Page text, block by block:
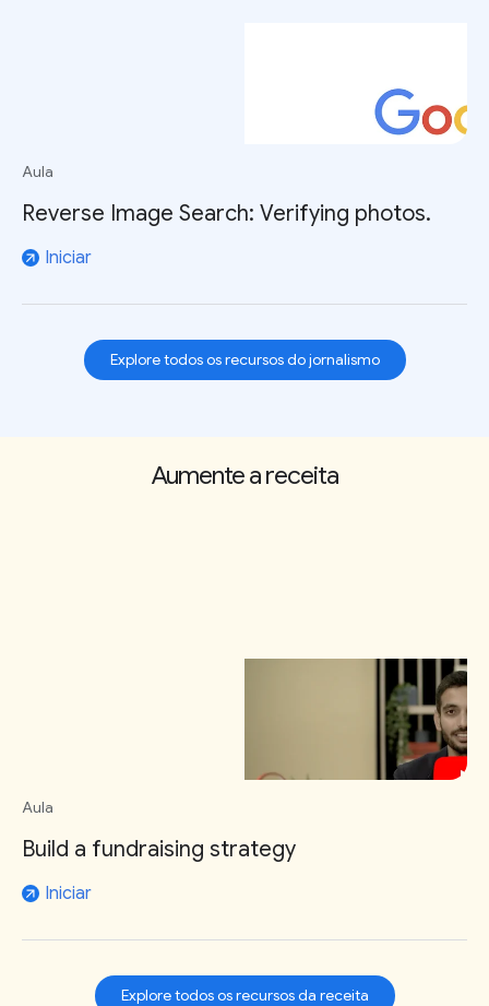
Aula
Reverse Image Search: Verifying photos.
arrow_outward Iniciar
Explore todos os recursos do jornalismo
Aumente a receita
Aula
Build a fundraising strategy
arrow_outward Iniciar
Explore todos os recursos da receita